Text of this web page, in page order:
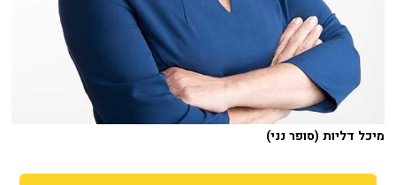
מיכל דליות (סופר נני)